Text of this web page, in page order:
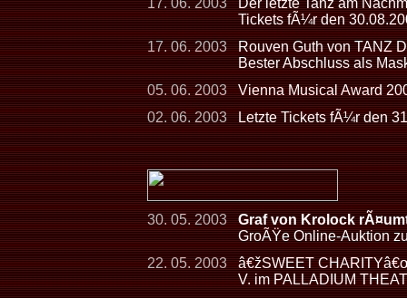
17. 06. 2003
Der letzte Tanz am
Tickets fÃ¼r den
17. 06. 2003
Rouven Guth von TANZ
Bester Abschluss als
05. 06. 2003
Vienna Musical Award
02. 06. 2003
Letzte Tickets fÃ¼r den
30. 05. 2003
Graf von Krolock
GroÃŸe Online-Auktion
22. 05. 2003
â€žSWEET
V. im PALLADIUM